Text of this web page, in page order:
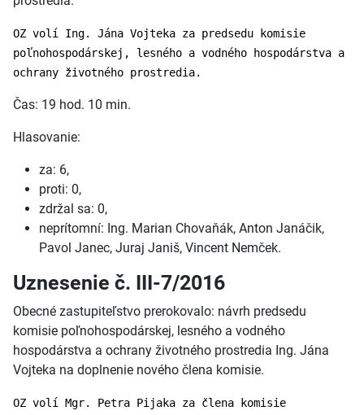
OZ volí Ing. Jána Vojteka za predsedu komisie
poľnohospodárskej, lesného a vodného hospodárstva a
ochrany životného prostredia.
Čas: 19 hod. 10 min.
Hlasovanie:
za: 6,
proti: 0,
zdržal sa: 0,
neprítomní: Ing. Marian Chovaňák, Anton Janáčik,
Pavol Janec, Juraj Janiš, Vincent Nemček.
Uznesenie č. III-7/2016
Obecné zastupiteľstvo prerokovalo: návrh predsedu
komisie poľnohospodárskej, lesného a vodného
hospodárstva a ochrany životného prostredia Ing. Jána
Vojteka na doplnenie nového člena komisie.
OZ volí Mgr. Petra Pijaka za člena komisie